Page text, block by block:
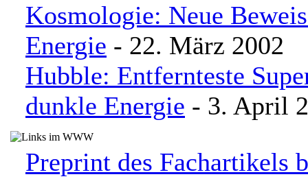
Kosmologie: Neue
Energie - 22. März 2002
Hubble: Entfernteste
dunkle Energie - 3. April
Preprint des Fachartikels